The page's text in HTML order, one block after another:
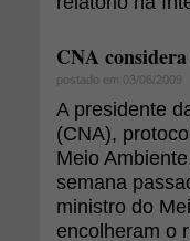
CNA
postado em 03/06/2009
A presidente
(CNA),
Meio
semana
ministro do
encolheram o